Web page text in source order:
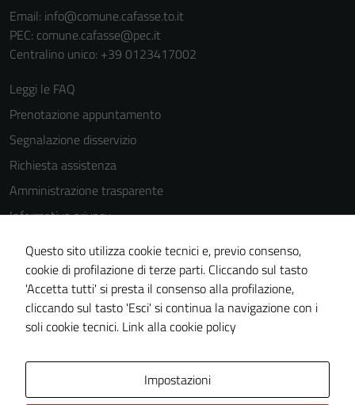
Email: info@comune.cafasse.to.it
PEC: comune.cafasse@pec.it
Centralino unico: +39 0123417002
Leggi le FAQ
Prenotazione appuntamento
Segnalazione disservizio
Richiesta assistenza
Amministrazione trasparente
Informativa privacy
Cookie Policy
Note legali
Dichiarazione di accessibilità
Piano di miglioramento del sito
Questo sito utilizza cookie tecnici e, previo consenso,
cookie di profilazione di terze parti. Cliccando sul tasto
'Accetta tutti' si presta il consenso alla profilazione,
cliccando sul tasto 'Esci' si continua la navigazione con i
soli cookie tecnici. Link alla cookie policy
Impostazioni
del sito e non
essere
disabilitati.
Questi cookie
non raccolgono
informazioni